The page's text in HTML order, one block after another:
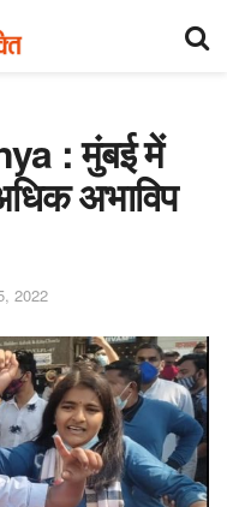
: मुंबई में
अभाविप
2022